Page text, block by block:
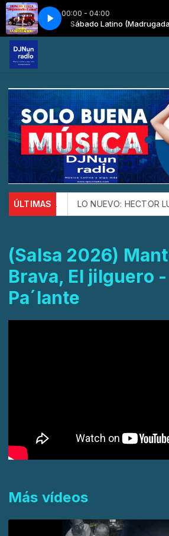
00:00 - 04:00
con Dj. NuN Sábado Latino (Madrugada)
Monchy Lucca - El Criticón
ÚLTIMAS
PA TI. LO NUEVO: HECTOR
(Salsa 2026)
Brava, El jilguero
Pa´lante
Más vídeos